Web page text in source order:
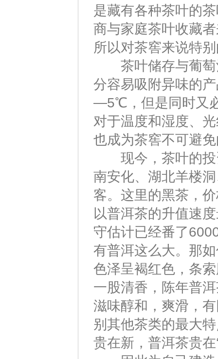
是藏有各种茶叶的
商与家庭茶叶收藏
所以对茶窖来说特
茶叶储存与葡萄
分容易吸附异味的
—5℃，但是同时又
对于温度和湿度、
也成为茶窖不可避
现今，茶叶的投
南安化、湖北羊楼
客。这里的黑茶，
以普洱茶的升值速
守估计已经番了
有普洱这么大。那
色泽呈褐红色，条
一股清香，陈年普
滋味醇和，爽滑，
别其他茶类的最大
贵在新，普洱茶贵